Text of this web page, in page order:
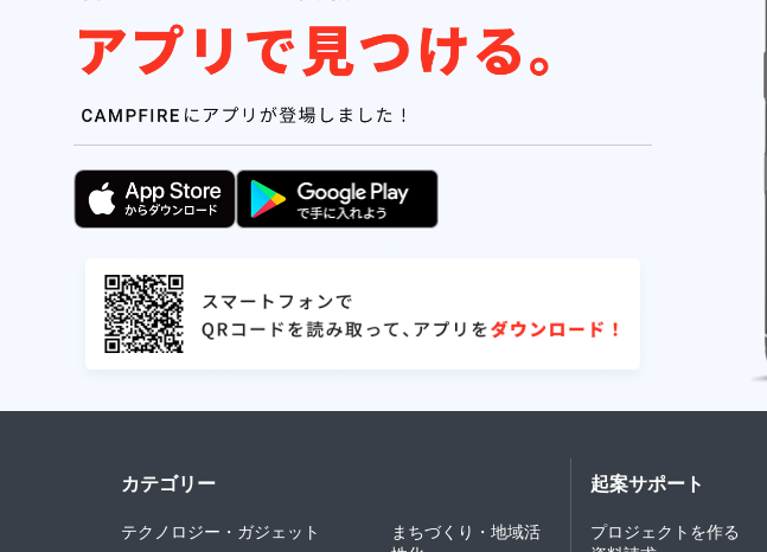
カテゴリー
テクノロジー・ガジェット
まちづくり・地域活
起案サポート
プロジェクトを作る